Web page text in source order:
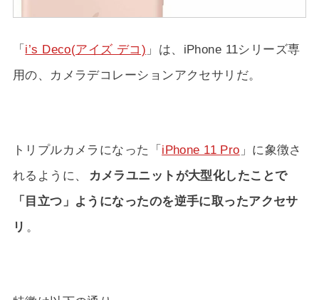
「i’s Deco(アイズ デコ) 」は、iPhone 11シリーズ専
用の、カメラデコレーションアクセサリだ。
トリプルカメラになった「iPhone 11 Pro 」に象徴さ
れるように、
カメラユニットが大型化したことで
「目立つ」ようになったのを逆手に取ったアクセサ
リ 。